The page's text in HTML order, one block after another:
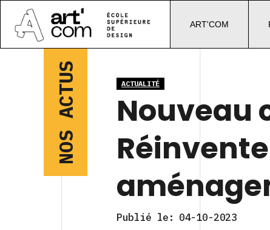
ART'COM
NOS ACTUS ACTUALITÉ
Nouveau
Publié le: 04-10-2023